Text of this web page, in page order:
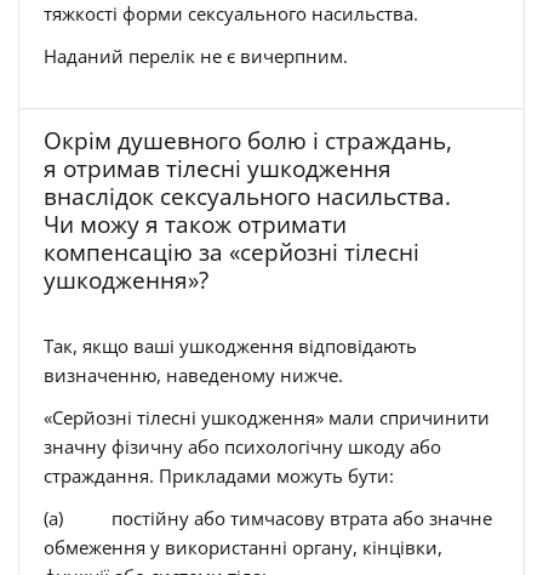
тяжкості форми сексуального насильства.
Наданий перелік не є вичерпним.
Окрім душевного болю і страждань,
я отримав тілесні ушкодження
внаслідок сексуального насильства.
Чи можу я також отримати
компенсацію за «серйозні тілесні
ушкодження»?
Так, якщо ваші ушкодження відповідають
визначенню, наведеному нижче.
«Серйозні тілесні ушкодження» мали спричинити
значну фізичну або психологічну шкоду або
страждання. Прикладами можуть бути:
(a) постійну або тимчасову втрата або значне
обмеження у використанні органу, кінцівки,